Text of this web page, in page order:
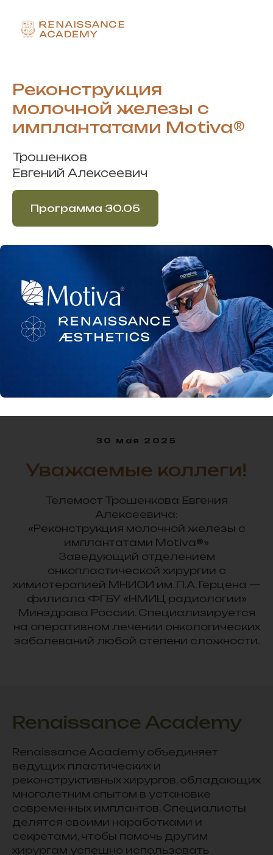
Реконструкция
молочной железы с
имплантатами Motiva®
Трошенков
Евгений Алексеевич
Программа 30.05
30 мая 2025
Уважаемые коллеги!
Телемост Трошенкова Евгения
Алексеевича:
«Реконструкция молочной железы с
имплантатами Motiva®»
Заведующий отделением
онкопластической хирургии с
химиотерапией МНИОИ им. П.А. Герцена —
филиала ФГБУ «НМИЦ радиологии»
Минздрава России. Специализируется
на оперативном лечении онкологических
заболеваний любой степени сложности.
Renaissance Academy
Renaissance Academy объединяет
ведущих пластических и
реконструктивных хирургов, обладающих
многолетним опытом в установке
современных имплантов. Специалисты
делятся своими наработками и
секретами, чтобы помочь другим
хирургам успешно использовать